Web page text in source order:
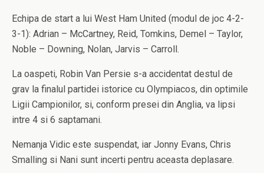
Echipa de start a lui West Ham United (modul de joc 4-2-
3-1): Adrian – McCartney, Reid, Tomkins, Demel – Taylor,
Noble – Downing, Nolan, Jarvis – Carroll.
La oaspeti, Robin Van Persie s-a accidentat destul de
grav la finalul partidei istorice cu Olympiacos, din optimile
Ligii Campionilor, si, conform presei din Anglia, va lipsi
intre 4 si 6 saptamani.
Nemanja Vidic este suspendat, iar Jonny Evans, Chris
Smalling si Nani sunt incerti pentru aceasta deplasare.